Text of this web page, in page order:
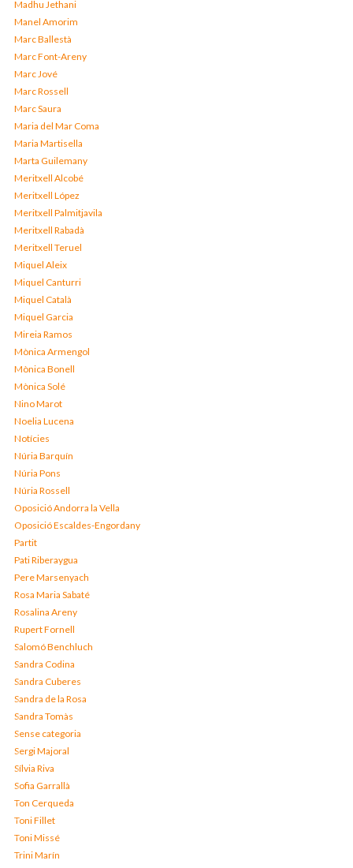
Madhu Jethani
Manel Amorim
Marc Ballestà
Marc Font-Areny
Marc Jové
Marc Rossell
Marc Saura
Maria del Mar Coma
Maria Martisella
Marta Guilemany
Meritxell Alcobé
Meritxell López
Meritxell Palmitjavila
Meritxell Rabadà
Meritxell Teruel
Miquel Aleix
Miquel Canturri
Miquel Català
Miquel Garcia
Mireia Ramos
Mònica Armengol
Mònica Bonell
Mònica Solé
Nino Marot
Noelia Lucena
Notícies
Núria Barquín
Núria Pons
Núria Rossell
Oposició Andorra la Vella
Oposició Escaldes-Engordany
Partit
Pati Riberaygua
Pere Marsenyach
Rosa Maria Sabaté
Rosalina Areny
Rupert Fornell
Salomó Benchluch
Sandra Codina
Sandra Cuberes
Sandra de la Rosa
Sandra Tomàs
Sense categoria
Sergi Majoral
Sílvia Riva
Sofia Garrallà
Ton Cerqueda
Toni Fillet
Toni Missé
Trini Marín